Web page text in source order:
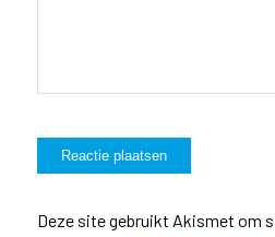
Deze site gebruikt Akismet om